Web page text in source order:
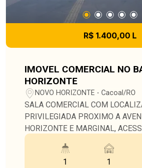
R$ 1.400,00 L
IMOVEL COMERCIAL NO
HORIZONTE
NOVO HORIZONTE - Cacoal/RO
SALA COMERCIAL COM
PRIVILEGIADA PROXIMO A
HORIZONTE E MARGINAL,
POSTO DE GASOLINA;
1 1